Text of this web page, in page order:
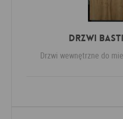
Drzwi
Drzwi wewnętrzne do
Dodaj do